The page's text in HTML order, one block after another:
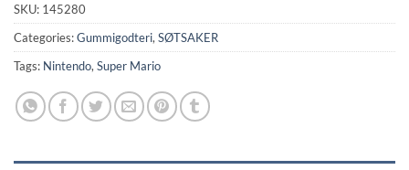
SKU: 145280
Categories:Gummigodteri, SØTSAKER
Tags: Nintendo, Super Mario